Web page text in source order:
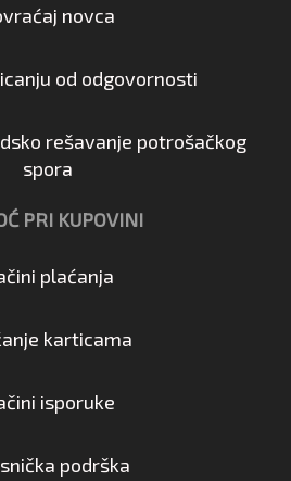
novca
od odgovornosti
rešavanje potrošačkog
spora
PRI KUPOVINI
plaćanja
karticama
isporuke
podrška